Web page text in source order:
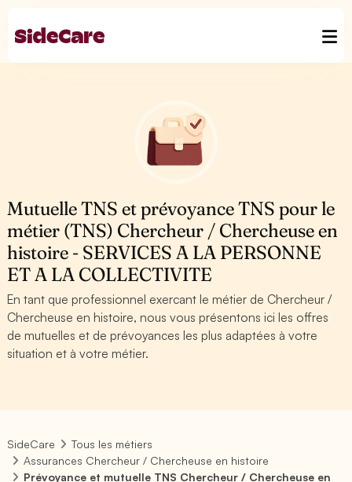
Mutuelle TNS et prévoyance TNS pour le
métier (TNS) Chercheur / Chercheuse en
histoire - SERVICES A LA PERSONNE
ET A LA COLLECTIVITE
En tant que professionnel exercant le métier de Chercheur /
Chercheuse en histoire, nous vous présentons ici les offres
de mutuelles et de prévoyances les plus adaptées à votre
situation et à votre métier.
SideCare
Tous les métiers
Assurances Chercheur / Chercheuse en histoire
Prévoyance et mutuelle TNS Chercheur / Chercheuse en